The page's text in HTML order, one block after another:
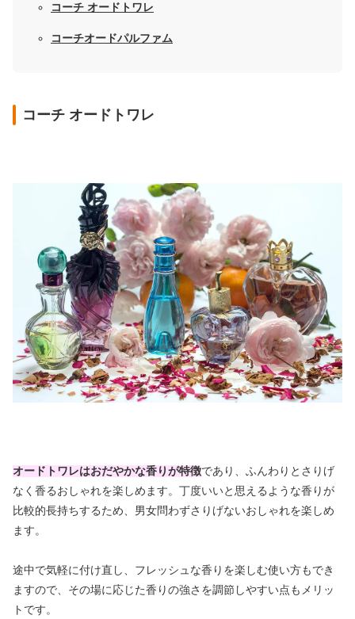
コーチ オードトワレ
コーチオードパルファム
コーチ オードトワレ
オードトワレはおだやかな香りが特徴であり、ふんわりとさりげ
なく香るおしゃれを楽しめます。丁度いいと思えるような香りが
比較的長持ちするため、男女問わずさりげないおしゃれを楽しめ
ます。
途中で気軽に付け直し、フレッシュな香りを楽しむ使い方もでき
ますので、その場に応じた香りの強さを調節しやすい点もメリッ
トです。